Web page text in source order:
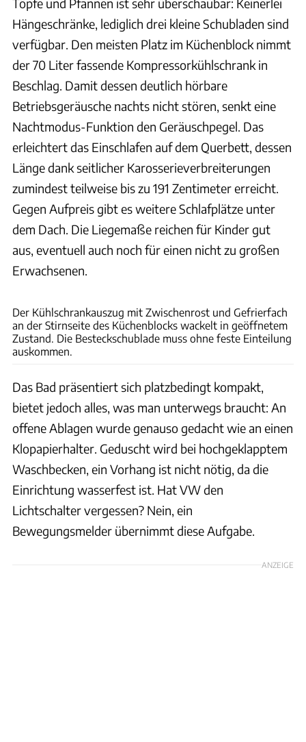
Hängeschränke, lediglich drei kleine Schubladen sind
verfügbar. Den meisten Platz im Küchenblock nimmt
der 70 Liter fassende Kompressorkühlschrank in
Beschlag. Damit dessen deutlich hörbare
Betriebsgeräusche nachts nicht stören, senkt eine
Nachtmodus-Funktion den Geräuschpegel. Das
erleichtert das Einschlafen auf dem Querbett, dessen
Länge dank seitlicher Karosserieverbreiterungen
zumindest teilweise bis zu 191 Zentimeter erreicht.
Gegen Aufpreis gibt es weitere Schlafplätze unter
dem Dach. Die Liegemaße reichen für Kinder gut
aus, eventuell auch noch für einen nicht zu großen
Erwachsenen.
Der Kühlschrankauszug mit Zwischenrost und Gefrierfach
an der Stirnseite des Küchenblocks wackelt in geöffnetem
Zustand. Die Besteckschublade muss ohne feste Einteilung
auskommen.
Das Bad präsentiert sich platzbedingt kompakt,
bietet jedoch alles, was man unterwegs braucht: An
offene Ablagen wurde genauso gedacht wie an einen
Klopapierhalter. Geduscht wird bei hochgeklapptem
Waschbecken, ein Vorhang ist nicht nötig, da die
Einrichtung wasserfest ist. Hat VW den
Lichtschalter vergessen? Nein, ein
Bewegungsmelder übernimmt diese Aufgabe.
ANZEIGE